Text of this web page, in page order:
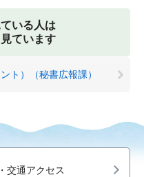
いる人は
ています
ト）（秘書広報課）
交通アクセス